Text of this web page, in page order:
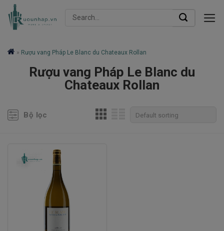
Skip
Search
» Rượu vang Pháp Le Blanc du Chateaux Rollan
Rượu vang Pháp Le Blanc du
Chateaux Rollan
Bộ lọc